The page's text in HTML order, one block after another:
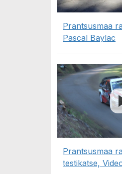
Prantsusmaa
Pascal Baylac
Prantsusmaa
testikatse,